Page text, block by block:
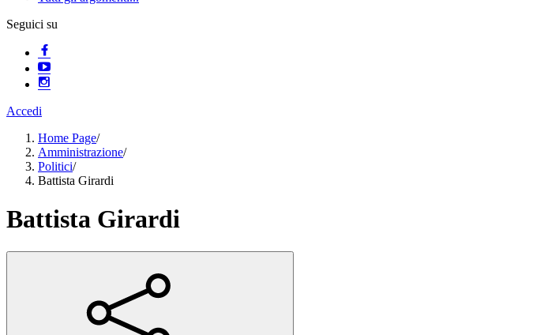
Seguici su
Accedi
Home Page/
Amministrazione/
Politici/
Battista Girardi
Battista Girardi